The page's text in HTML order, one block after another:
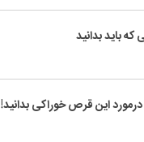
باید بدانید
درمورد این قرص خوراکی بدانید!